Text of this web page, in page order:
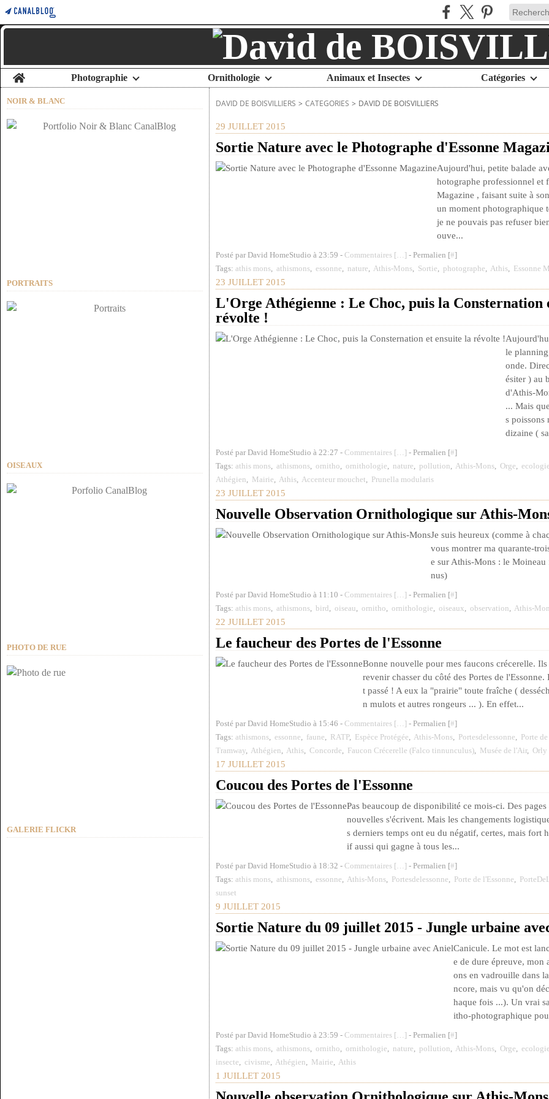
Home Photographie Ornithologie Animaux et Insectes Catégories
NOIR & BLANC
PORTRAITS
OISEAUX
PHOTO DE RUE
GALERIE FLICKR
DAVID DE BOISVILLIERS > CATEGORIES > DAVID DE BOISVILLIERS
29 JUILLET 2015
Sortie Nature avec le Photographe d'Essonne
Aujourd'hui, petite balade
hotographe professionnel et
Magazine , faisant suite à
un moment photographique
je ne pouvais pas refuser
ouve...
Posté par David HomeStudio à 23:59 - Commentaires [… ] - Permalien [#]
Tags: athis mons, athismons, essonne, nature, Athis-Mons, Sortie, photographe, Athis, Essonne
23 JUILLET 2015
L'Orge Athégienne : Le Choc, puis la Consternation
révolte !
le
onde.
ésiter ) au
d'Athis-
... Mais
s poissons
dizaine (
Posté par David HomeStudio à 22:27 - Commentaires [… ] - Permalien [#]
Tags: athis mons, athismons, ornitho, ornithologie, nature, pollution, Athis-Mons, Orge, ecologie
Athégien, Mairie, Athis, Accenteur mouchet, Prunella modularis
23 JUILLET 2015
Nouvelle Observation Ornithologique sur Athis-
Je suis heureux (comme à
vous montrer ma quarante-
e sur Athis-Mons : le Moineau
nus)
Posté par David HomeStudio à 11:10 - Commentaires [… ] - Permalien [#]
Tags: athis mons, athismons, bird, oiseau, ornitho, ornithologie, oiseaux, observation, Athis-
22 JUILLET 2015
Le faucheur des Portes de l'Essonne
Bonne nouvelle pour mes faucons crécerelle.
revenir chasser du côté des Portes de l'Essonne.
t passé ! A eux la "prairie" toute fraîche (
n mulots et autres rongeurs ... ). En effet...
Posté par David HomeStudio à 15:46 - Commentaires [… ] - Permalien [#]
Tags: athismons, essonne, faune, RATP, Espèce Protégée, Athis-Mons, Portesdelessonne, Porte
Tramway, Athégien, Athis, Concorde, Faucon Crécerelle (Falco tinnunculus), Musée de l'Air, Orly
17 JUILLET 2015
Coucou des Portes de l'Essonne
Pas beaucoup de disponibilité ce mois-ci. Des pages
nouvelles s'écrivent. Mais les changements
s derniers temps ont eu du négatif, certes, mais fort
if aussi qui gagne à tous les...
Posté par David HomeStudio à 18:32 - Commentaires [… ] - Permalien [#]
Tags: athis mons, athismons, essonne, Athis-Mons, Portesdelessonne, Porte de l'Essonne,
sunset
9 JUILLET 2015
Sortie Nature du 09 juillet 2015 - Jungle urbaine
Canicule. Le mot est
e de dure épreuve, mon
ons en vadrouille dans
ncore, mais vu qu'on
haque fois ...). Un vrai
itho-photographique
Posté par David HomeStudio à 23:59 - Commentaires [… ] - Permalien [#]
Tags: athis mons, athismons, ornitho, ornithologie, nature, pollution, Athis-Mons, Orge, ecologie
insecte, civisme, Athégien, Mairie, Athis
1 JUILLET 2015